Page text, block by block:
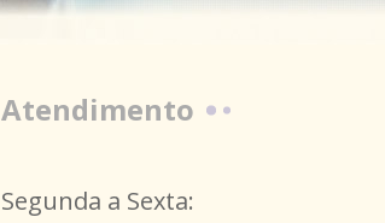
Atendimento
Segunda a Sexta: